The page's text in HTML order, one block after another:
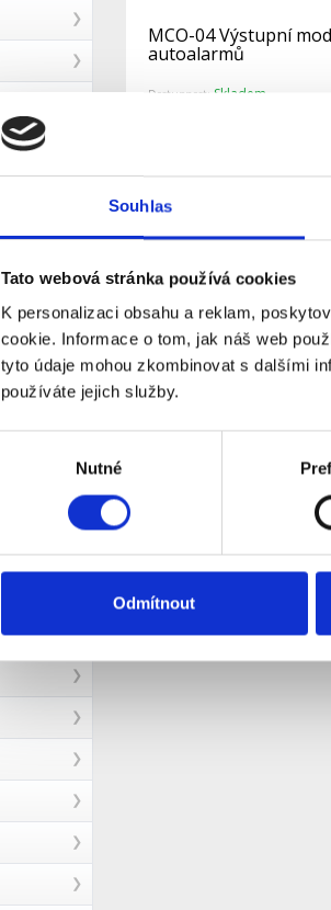
Souhlas
Tato webová stránka používá cookies
K personalizaci obsahu a reklam,
cookie. Informace o tom, jak náš web
tyto údaje mohou zkombinovat s dalšími
používáte jejich služby.
Nutné
Odmítnout
MCO-04 Výstupní
autoalarmů
Dostupnost: Skladem
Detail